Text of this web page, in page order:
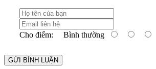
Cho điểm: Bình thường
GỬI BÌNH LUẬN